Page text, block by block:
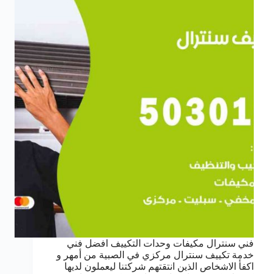
فني سنترال مكيفات وحدات التكييف افضل فني
خدمة تكييف سنترال مركزي في الصبية من أمهر و
اكفأ الاشخاص الذين انتقتهم شركتنا ليعملون لديها